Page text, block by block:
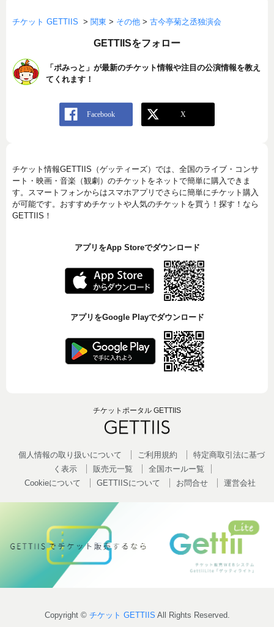
チケット GETTIIS > 関東 > その他 > 古今亭菊之丞独演会
GETTIISをフォロー
「ポみっと」が最新のチケット情報や注目の公演情報を教え
てくれます！
チケット情報GETTIIS（ゲッティーズ）では、全国のライブ・コンサ
ート・映画・音楽（観劇）のチケットをネットで簡単に購入できま
す。スマートフォンからはスマホアプリでさらに簡単にチケット購入
が可能です。おすすめチケットや人気のチケットを買う！探す！なら
GETTIIS！
アプリをApp Storeでダウンロード
アプリをGoogle Playでダウンロード
チケットポータル GETTIIS
個人情報の取り扱いについて ご利用規約
特定商取引法に基づ
く表示
販売元一覧
全国ホールー覧
Cookieについて
GETTIISについて お問合せ 運営会社
Copyright © チケット GETTIIS All Rights Reserved.